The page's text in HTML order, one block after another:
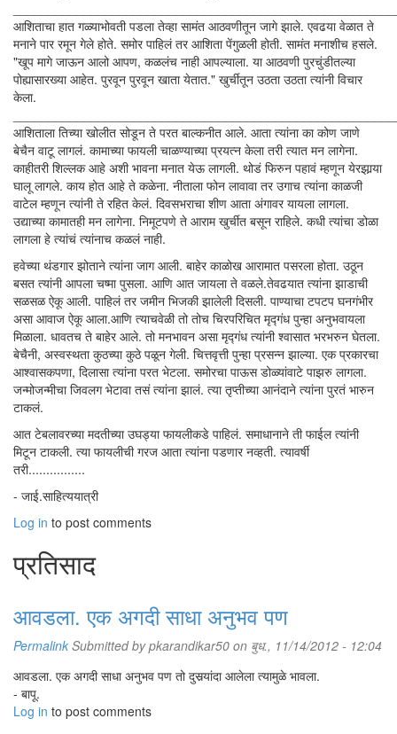
आशिताचा हात गळ्याभोवती पडला तेव्हा सामंत आठवणीतून जागे झाले. एवढया वेळात ते
मनाने पार रमून गेले होते. समोर पाहिलं तर आशिता पेंगुळली होती. सामंत मनाशीच हसले.
"खूप मागे जाऊन आलो आपण, कळलंच नाही आपल्याला. या आठवणी पुरचुंडीतल्या
पोह्यासारख्या आहेत. पुरवून पुरवून खाता येतात." खुर्चीतून उठता उठता त्यांनी विचार
केला.
आशिताला तिच्या खोलीत सोडून ते परत बाल्कनीत आले. आता त्यांना का कोण जाणे
बेचैन वाटू लागलं. कामाच्या फायली चाळण्याच्या प्रयत्न केला तरी त्यात मन लागेना.
काहीतरी शिल्लक आहे अशी भावना मनात येऊ लागली. थोडं फिरुन पहावं म्हणून येरझार्‍या
घालू लागले. काय होत आहे ते कळेना. नीताला फोन लावावा तर उगाच त्यांना काळजी
वाटेल म्हणून त्यांनी ते रहित केलं. दिवसभराचा शीण आता अंगावर यायला लागला.
उद्याच्या कामातही मन लागेना. निमूटपणे ते आराम खुर्चीत बसून राहिले. कधी त्यांचा डोळा
लागला हे त्यांचं त्यांनाच कळलं नाही.
हवेच्या थंडगार झोताने त्यांना जाग आली. बाहेर काळोख आरामात पसरला होता. उठून
बसत त्यांनी आपला चष्मा पुसला. आणि आत जायला ते वळले.तेवढयात त्यांना झाडाची
सळसळ ऐकू आली. पाहिलं तर जमीन भिजकी झालेली दिसली. पाण्याचा टपटप घनगंभीर
असा आवाज ऐकू आला.आणि त्याचवेळी तो तोच चिरपरिचित मृद्गंध पुन्हा अनुभवायला
मिळाला. धावतच ते बाहेर आले. तो मनभावन असा मृद्गंध त्यांनी श्वासात भरभरुन घेतला.
बेचैनी, अस्वस्थता कुठच्या कुठे पळून गेली. चित्तवृत्ती पुन्हा प्रसन्न झाल्या. एक प्रकारचा
आश्वासकपणा, दिलासा त्यांना परत भेटला. समोरचा पाऊस डोळ्यांवाटे पाझरु लागला.
जन्मोजन्मीचा जिवलग भेटावा तसं त्यांना झालं. त्या तृप्तीच्या आनंदाने त्यांना पुरतं भारुन
टाकलं.
आत टेबलावरच्या मदतीच्या उघड्या फायलीकडे पाहिलं. समाधानाने ती फाईल त्यांनी
मिटून टाकली. त्या फायलीची गरज आता त्यांना पडणार नव्हती. त्यावर्षी
तरी................
- जाई.साहित्ययात्री
Log in to post comments
प्रतिसाद
आवडला. एक अगदी साधा अनुभव पण
Permalink Submitted bypkarandikar50 on बुध., 11/14/2012 - 12:04
आवडला. एक अगदी साधा अनुभव पण तो दुसर्‍यांदा आलेला त्यामुळे भावला.
- बापू.
Log in to post comments